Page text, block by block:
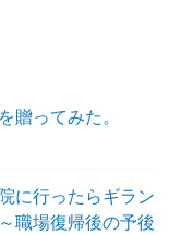
贈ってみた。
に行ったらギラン
職場復帰後の予後